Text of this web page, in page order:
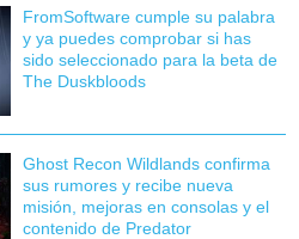
FromSoftware cumple su palabra
y ya puedes comprobar si has
sido seleccionado para la beta de
The Duskbloods
Ghost Recon Wildlands confirma
sus rumores y recibe nueva
misión, mejoras en consolas y el
contenido de Predator